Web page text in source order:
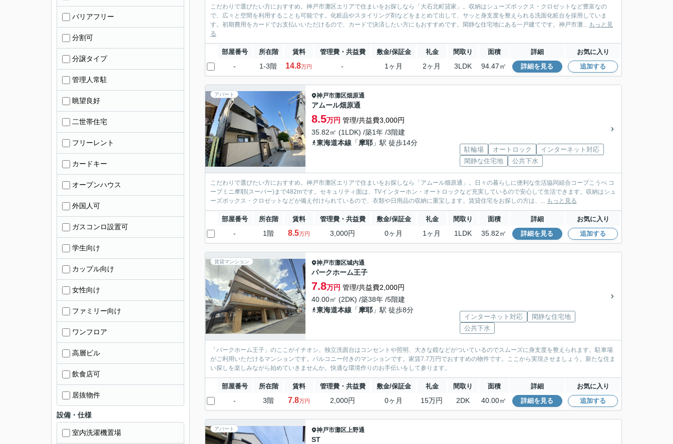
こだわりで選びたい方におすすめ。神戸市灘区エリアで住まいをお探しなら「大石北町貸家」。収納はシューズボックス・クロゼットなど豊富なの
で、広々と空間を利用することも可能です。化粧品やスタイリング剤などをまとめて出して、サッと身支度を整えられる洗面化粧台を採用していま
す。初期費用をカードでお支払いいただけるので、カードで決済したい方にもおすすめです。閑静な住宅地にある一戸建てです。神戸市灘... もっと見
る
部屋番号 所在階 賃料 管理費・共益費 敷金/保証金 礼金 間取り 面積 詳細 お気に入り
- 1-3階 14.8万円 - 1ヶ月 2ヶ月 3LDK 94.47㎡ 詳細を見る 追加する
アパート 神戸市灘区畑原通
アムール畑原通
8.5万円 管理/共益費3,000円
35.82㎡ (1LDK) /築1年 /3階建
東海道本線 「摩耶 」駅 徒歩14分
駐輪場 オートロック
インターネット対応
閑静な住宅地
公共下水
こだわりで選びたい方におすすめ。神戸市灘区エリアで住まいをお探しなら「アムール畑原通」。日々の暮らしに便利な生活協同組合コープこうべ コ
ープミニ摩耶(スーパー)まで482mです。セキュリティ面は、TVインターホン・オートロックなど充実しているので安心して生活できます。収納はシュ
ーズボックス・クロゼットなどが備え付けられているので、衣類や日用品の収納に重宝します。賃貸住宅をお探しの方は、... もっと見る
部屋番号 所在階 賃料 管理費・共益費 敷金/保証金 礼金 間取り 面積 詳細 お気に入り
- 1階 8.5万円 3,000円 0ヶ月 1ヶ月 1LDK 35.82㎡ 詳細を見る 追加する
賃貸マンション 神戸市灘区城内通
パークホーム王子
7.8万円 管理/共益費2,000円
40.00㎡ (2DK) /築38年 /5階建
東海道本線 「摩耶 」駅 徒歩8分
インターネット対応
閑静な住宅地
公共下水
「パークホーム王子」のここがイチオシ。独立洗面台はコンセントや照明、大きな鏡などがついているのでスムーズに身支度を整えられます。駐車場
がご利用いただけるマンションです。バルコニー付きのマンションです。家賃7.7万円でおすすめの物件です。ここから実現させましょう。新たな住ま
い探しを楽しみながら始めていきませんか。快適な環境作りのお手伝いをして参ります。
部屋番号 所在階 賃料 管理費・共益費 敷金/保証金 礼金 間取り 面積 詳細 お気に入り
- 3階 7.8万円 2,000円 0ヶ月 15万円 2DK 40.00㎡ 詳細を見る 追加する
アパート 神戸市灘区上野通
ST
バリアフリー
分割可
分譲タイプ
管理人常駐
眺望良好
二世帯住宅
フリーレント
カードキー
オープンハウス
外国人可
ガスコンロ設置可
学生向け
カップル向け
女性向け
ファミリー向け
ワンフロア
高層ビル
飲食店可
居抜物件
設備・仕様
室内洗濯機置場